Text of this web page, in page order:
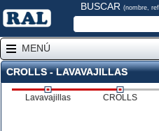
BUSCAR (nombre,
MENÚ
CROLLS - LAVAVAJILLAS
Lavavajillas CROLLS